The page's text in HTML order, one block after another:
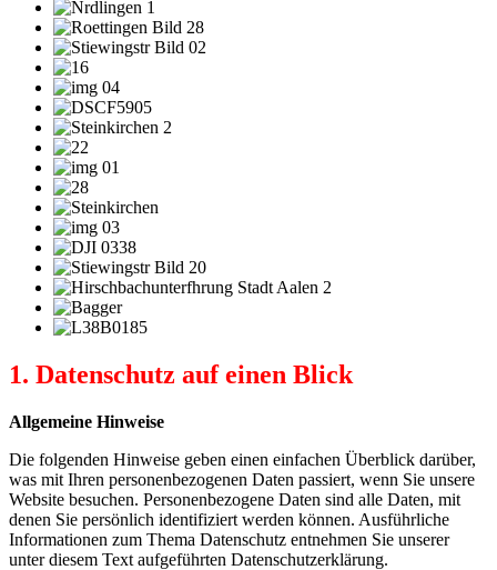
1. Datenschutz auf einen Blick
Allgemeine Hinweise
Die folgenden Hinweise geben einen einfachen Überblick darüber,
was mit Ihren personenbezogenen Daten passiert, wenn Sie unsere
Website besuchen. Personenbezogene Daten sind alle Daten, mit
denen Sie persönlich identifiziert werden können. Ausführliche
Informationen zum Thema Datenschutz entnehmen Sie unserer
unter diesem Text aufgeführten Datenschutzerklärung.